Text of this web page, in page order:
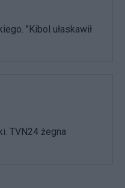
"Kibol ułaskawił
TVN24 żegna